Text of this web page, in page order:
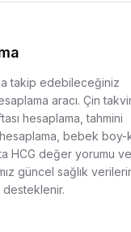
takip edebileceğiniz
aracı. Çin
hesaplama, tahmini
bebek boy-
HCG değer yorumu ve
güncel sağlık